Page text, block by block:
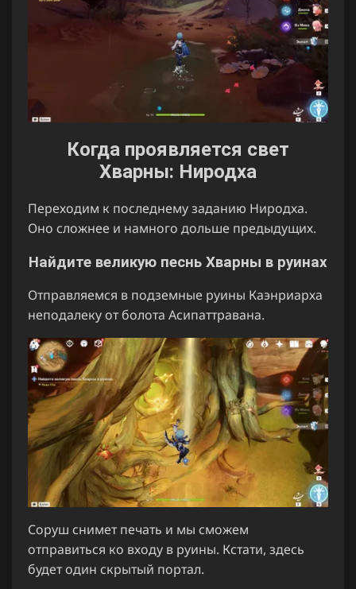
Когда проявляется свет
Хварны: Ниродха
Переходим к последнему заданию Ниродха.
Оно сложнее и намного дольше предыдущих.
Найдите великую песнь Хварны в руинах
Отправляемся в подземные руины Каэнриарха
неподалеку от болота Асипаттравана.
Соруш снимет печать и мы сможем
отправиться ко входу в руины. Кстати, здесь
будет один скрытый портал.